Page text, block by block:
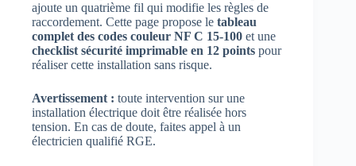
ajoute un quatrième fil qui modifie les règles de
raccordement. Cette page propose le tableau
complet des codes couleur NF C 15-100 et une
checklist sécurité imprimable en 12 points pour
réaliser cette installation sans risque.
Avertissement : toute intervention sur une
installation électrique doit être réalisée hors
tension. En cas de doute, faites appel à un
électricien qualifié RGE.